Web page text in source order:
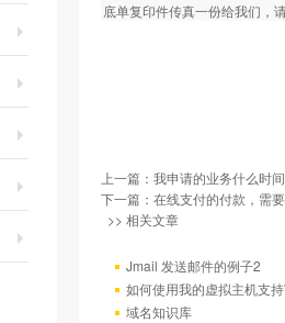
底单复印件传真一份给我们，
上一篇： 我申请的业务什么时
下一篇： 在线支付的付款，需
>> 相关文章
Jmail 发送邮件的例子2
如何使用我的虚拟主机支
域名知识库